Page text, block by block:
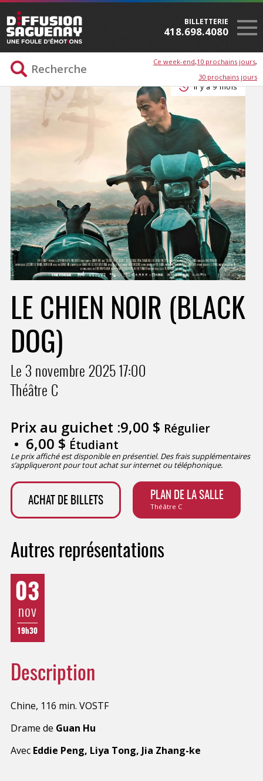
BILLETTERIE
418.698.4080
Ce week-end 10 prochains jours
30 prochains jours
Il y a 9 mois
LE CHIEN NOIR (BLACK
DOG)
Le 3 novembre 202517:00
Théâtre C
Prix au guichet :9,00 $ Régulier
6,00 $ Étudiant
Le prix affiché est disponible en présentiel. Des frais supplémentaires
s’appliqueront pour tout achat sur internet ou téléphonique.
ACHAT DE BILLETS PLAN DE LA SALLE
Théâtre C
Autres représentations
03
nov
19h30
Description
Chine, 116 min. VOSTF
Drame de Guan Hu
Avec Eddie Peng, Liya Tong, Jia Zhang-ke